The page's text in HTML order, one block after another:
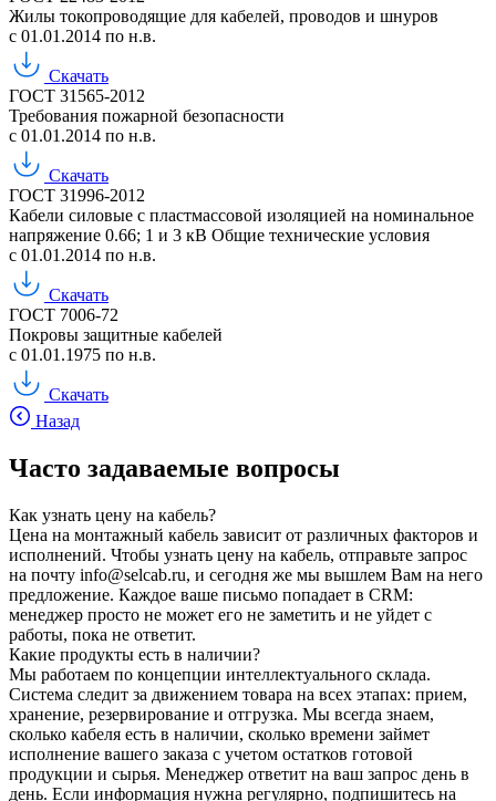
Жилы токопроводящие для кабелей, проводов и шнуров
с 01.01.2014 по н.в.
Скачать
ГОСТ 31565-2012
Требования пожарной безопасности
с 01.01.2014 по н.в.
Скачать
ГОСТ 31996-2012
Кабели силовые с пластмассовой изоляцией на номинальное
напряжение 0.66; 1 и 3 кВ Общие технические условия
с 01.01.2014 по н.в.
Скачать
ГОСТ 7006-72
Покровы защитные кабелей
с 01.01.1975 по н.в.
Скачать
Назад
Часто задаваемые вопросы
Как узнать цену на кабель?
Цена на монтажный кабель зависит от различных факторов и
исполнений. Чтобы узнать цену на кабель, отправьте запрос
на почту info@selcab.ru, и сегодня же мы вышлем Вам на него
предложение. Каждое ваше письмо попадает в CRM:
менеджер просто не может его не заметить и не уйдет с
работы, пока не ответит.
Какие продукты есть в наличии?
Мы работаем по концепции интеллектуального склада.
Система следит за движением товара на всех этапах: прием,
хранение, резервирование и отгрузка. Мы всегда знаем,
сколько кабеля есть в наличии, сколько времени займет
исполнение вашего заказа с учетом остатков готовой
продукции и сырья. Менеджер ответит на ваш запрос день в
день. Если информация нужна регулярно, подпишитесь на